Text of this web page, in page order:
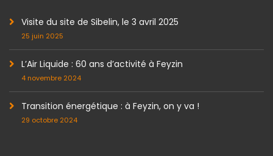
Visite du site de Sibelin, le 3 avril 2025
25 juin 2025
L’Air Liquide : 60 ans d’activité à Feyzin
4 novembre 2024
Transition énergétique : à Feyzin, on y va !
29 octobre 2024